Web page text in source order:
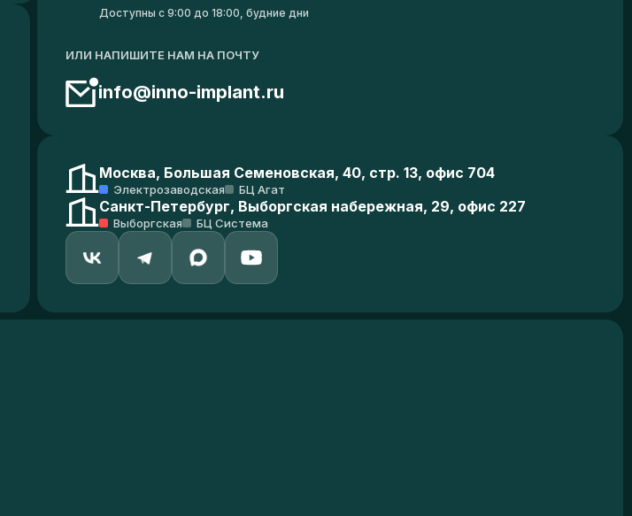
Доступны с 9:00 до 18:00, будние дни
ИЛИ НАПИШИТЕ НАМ НА ПОЧТУ
info@inno-implant.ru
Москва, Большая Семеновская, 40, стр. 13, офис 704
Электрозаводская БЦ Агат
Санкт-Петербург, Выборгская набережная, 29, офис 227
Выборгская БЦ Система